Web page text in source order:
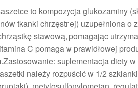
to kompozycja glukozaminy
tkanki chrzęstnej) uzupełniona
stawową, pomagając
C pomaga w prawidłowej
suplementacja diety
należy rozpuścić w 1/2
metylosulfonylometan,